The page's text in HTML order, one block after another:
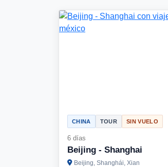
CHINA TOUR SIN VUELO
6 días
Beijing - Shanghai
Beijing, Shanghái, Xian